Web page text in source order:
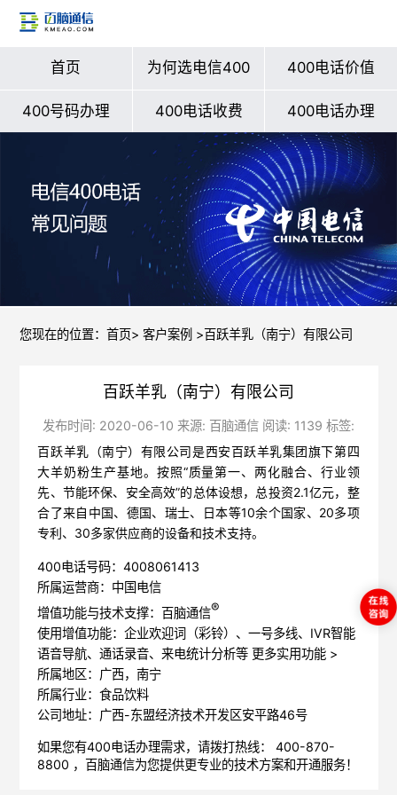
首页 为何选电信400 400电话价值
400号码办理 400电话收费 400电话办理
您现在的位置： 首页> 客户案例 >百跃羊乳（南宁）有限公司
百跃羊乳（南宁）有限公司
发布时间: 2020-06-10 来源: 百脑通信 阅读: 1139 标签:
百跃羊乳（南宁）有限公司是西安百跃羊乳集团旗下第四
大羊奶粉生产基地。按照“质量第一、两化融合、行业领
先、节能环保、安全高效”的总体设想，总投资2.1亿元，整
合了来自中国、德国、瑞士、日本等10余个国家、20多项
专利、30多家供应商的设备和技术支持。
400电话号码：4008061413
所属运营商：中国电信
增值功能与技术支撑：百脑通信®
使用增值功能：企业欢迎词（彩铃）、一号多线、IVR智能
语音导航、通话录音、来电统计分析等 更多实用功能 >
所属地区：广西，南宁
所属行业：食品饮料
公司地址：广西-东盟经济技术开发区安平路46号
如果您有400电话办理需求，请拨打热线： 400-870-
8800 ， 百脑通信为您提供更专业的技术方案和开通服务！